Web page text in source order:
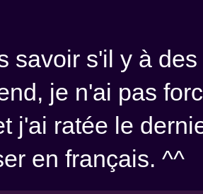
savoir s'il y à
je n'ai pas
j'ai ratée le
en français. ^^